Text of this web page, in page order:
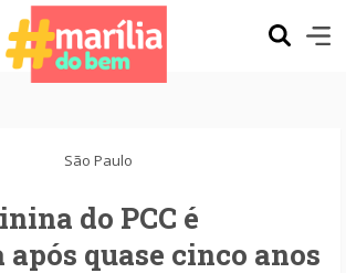
São Paulo
do PCC é
quase cinco anos